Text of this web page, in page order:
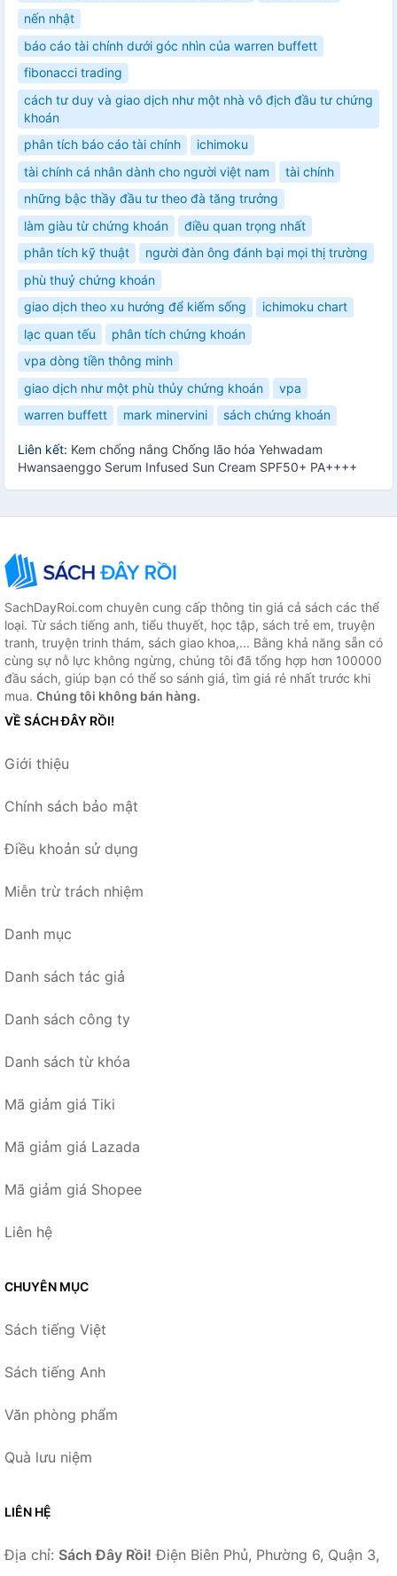
nến nhật
báo cáo tài chính dưới góc nhìn của warren buffett
fibonacci trading
cách tư duy và giao dịch như một nhà vô địch đầu tư chứng
khoán
phân tích báo cáo tài chính
ichimoku
tài chính cá nhân dành cho người việt nam
tài chính
những bậc thầy đầu tư theo đà tăng trưởng
làm giàu từ chứng khoán
điều quan trọng nhất
phân tích kỹ thuật
người đàn ông đánh bại mọi thị trường
phù thuỷ chứng khoán
giao dịch theo xu hướng để kiếm sống
ichimoku chart
lạc quan tếu
phân tích chứng khoán
vpa dòng tiền thông minh
giao dịch như một phù thủy chứng khoán
vpa
warren buffett
mark minervini sách chứng khoán
Liên kết: Kem chống nắng Chống lão hóa Yehwadam
Hwansaenggo Serum Infused Sun Cream SPF50+ PA++++
SachDayRoi.com chuyên cung cấp thông tin giá cả sách các thể
loại. Từ sách tiếng anh, tiểu thuyết, học tập, sách trẻ em, truyện
tranh, truyện trinh thám, sách giao khoa,... Bằng khả năng sẵn có
cùng sự nỗ lực không ngừng, chúng tôi đã tổng hợp hơn 100000
đầu sách, giúp bạn có thể so sánh giá, tìm giá rẻ nhất trước khi
mua. Chúng tôi không bán hàng.
VỀ SÁCH ĐÂY RỒI!
Giới thiệu
Chính sách bảo mật
Điều khoản sử dụng
Miễn trừ trách nhiệm
Danh mục
Danh sách tác giả
Danh sách công ty
Danh sách từ khóa
Mã giảm giá Tiki
Mã giảm giá Lazada
Mã giảm giá Shopee
Liên hệ
CHUYÊN MỤC
Sách tiếng Việt
Sách tiếng Anh
Văn phòng phẩm
Quà lưu niệm
LIÊN HỆ
Địa chỉ: Sách Đây Rồi! Điện Biên Phủ, Phường 6, Quận 3,